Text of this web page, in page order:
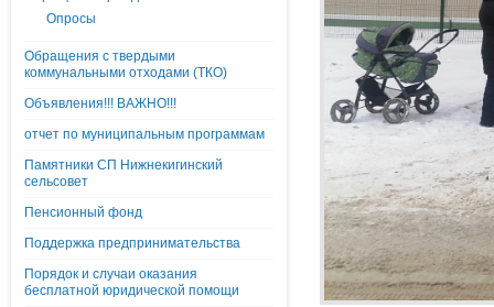
Опросы
Обращения с твердыми
коммунальными отходами (ТКО)
Объявления!!! ВАЖНО!!!
отчет по муниципальным программам
Памятники СП Нижнекигинский
сельсовет
Пенсионный фонд
Поддержка предпринимательства
Порядок и случаи оказания
бесплатной юридической помощи